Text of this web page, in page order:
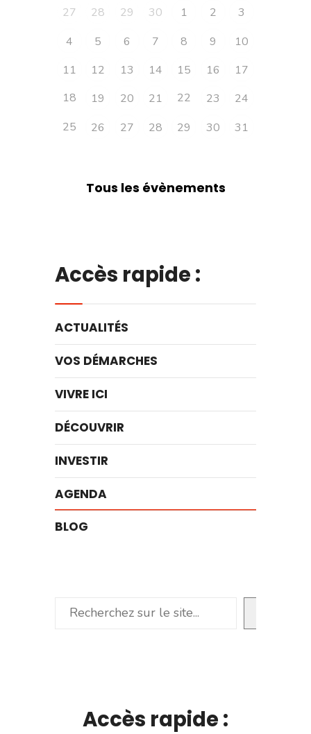
27 28 29 30 1 2
3
4
5 6 7 8 9
10
11
12 13 14 15 16
17
18
19 20 21 22 23
24
25
26 27 28 29 30 31
Tous les évènements
Accès rapide :
ACTUALITÉS
VOS DÉMARCHES
VIVRE ICI
DÉCOUVRIR
INVESTIR
AGENDA
BLOG
Rechercher
Accès rapide :